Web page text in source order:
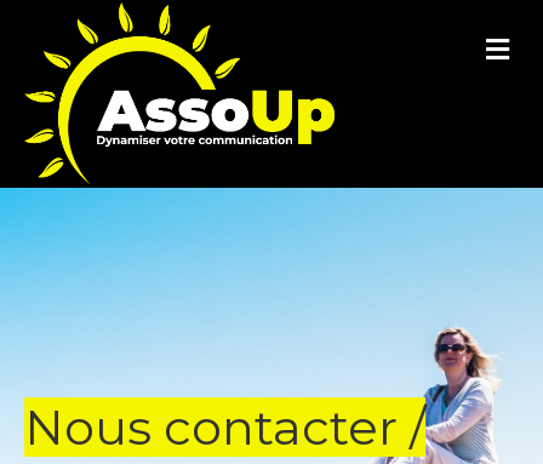
Nous contacter /